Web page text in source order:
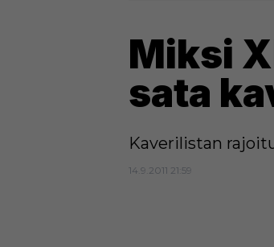
Miksi
sata
Kaverilistan
14.9.2011 21:59